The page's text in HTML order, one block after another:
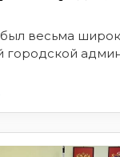
весьма
городской